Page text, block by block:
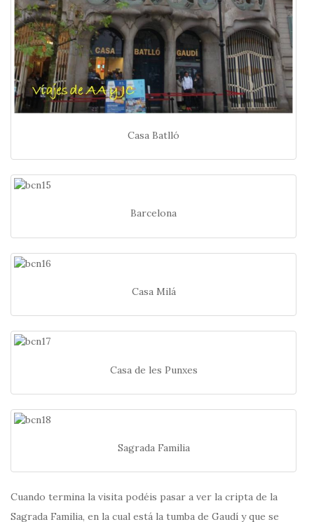
Casa Batlló
Barcelona
Casa Milá
Casa de les Punxes
Sagrada Familia
Cuando termina la visita podéis pasar a ver la cripta de la
Sagrada Familia, en la cual está la tumba de Gaudí y que se